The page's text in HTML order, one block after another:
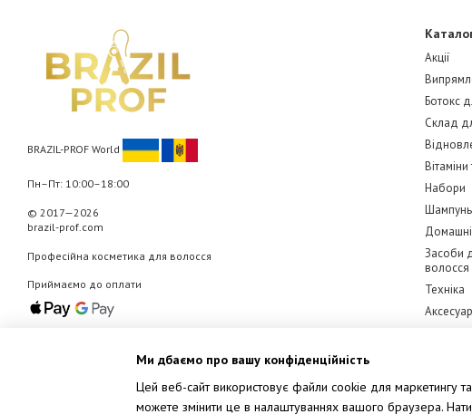
BRAZIL-PROF World
Пн–Пт: 10:00–18:00
© 2017—2026
brazil-prof.com
Професійна косметика для волосся
Приймаємо до оплати
Акції
Ботокс
Склад
Набори
Засоби
волосся
Техніка
Ми дбаємо про вашу конфіденційність
Цей веб-сайт використовує файли cookie для маркетингу
можете змінити це в налаштуваннях вашого браузера.